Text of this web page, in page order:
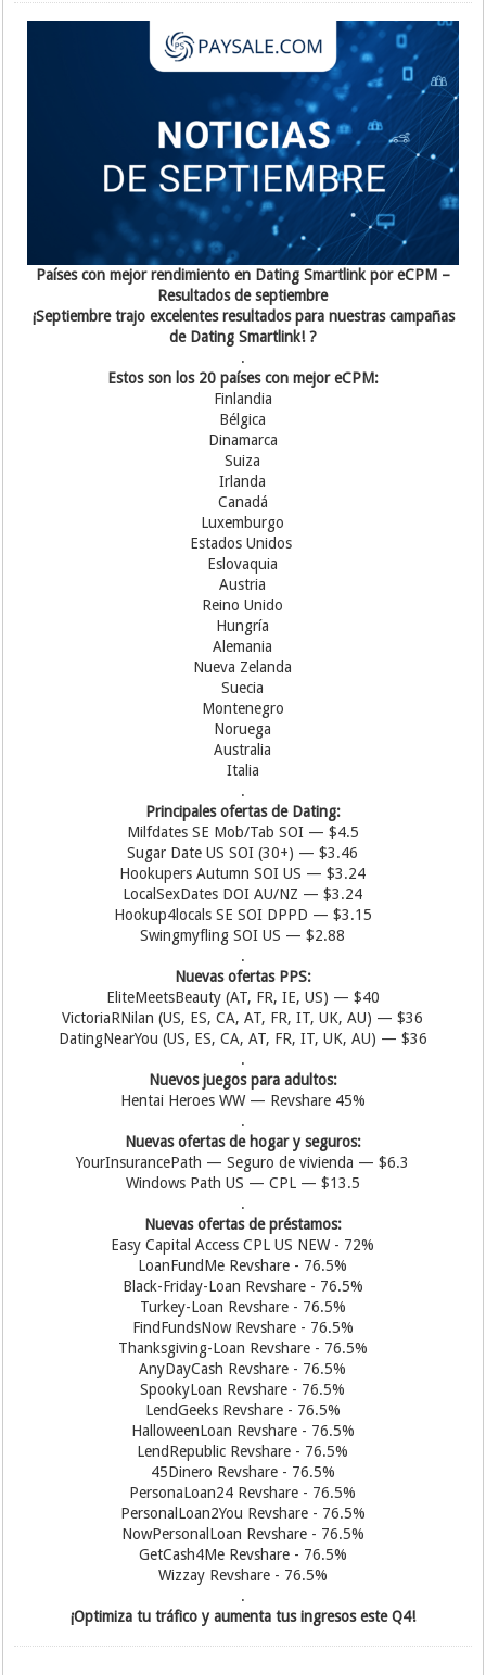
Países con mejor rendimiento en Dating Smartlink por eCPM –
Resultados de septiembre
¡Septiembre trajo excelentes resultados para nuestras campañas
de Dating Smartlink! ?
.
Estos son los 20 países con mejor eCPM:
Finlandia
Bélgica
Dinamarca
Suiza
Irlanda
Canadá
Luxemburgo
Estados Unidos
Eslovaquia
Austria
Reino Unido
Hungría
Alemania
Nueva Zelanda
Suecia
Montenegro
Noruega
Australia
Italia
.
Principales ofertas de Dating:
Milfdates SE Mob/Tab SOI — $4.5
Sugar Date US SOI (30+) — $3.46
Hookupers Autumn SOI US — $3.24
LocalSexDates DOI AU/NZ — $3.24
Hookup4locals SE SOI DPPD — $3.15
Swingmyfling SOI US — $2.88
.
Nuevas ofertas PPS:
EliteMeetsBeauty (AT, FR, IE, US) — $40
VictoriaRNilan (US, ES, CA, AT, FR, IT, UK, AU) — $36
DatingNearYou (US, ES, CA, AT, FR, IT, UK, AU) — $36
.
Nuevos juegos para adultos:
Hentai Heroes WW — Revshare 45%
.
Nuevas ofertas de hogar y seguros:
YourInsurancePath — Seguro de vivienda — $6.3
Windows Path US — CPL — $13.5
.
Nuevas ofertas de préstamos:
Easy Capital Access CPL US NEW - 72%
LoanFundMe Revshare - 76.5%
Black-Friday-Loan Revshare - 76.5%
Turkey-Loan Revshare - 76.5%
FindFundsNow Revshare - 76.5%
Thanksgiving-Loan Revshare - 76.5%
AnyDayCash Revshare - 76.5%
SpookyLoan Revshare - 76.5%
LendGeeks Revshare - 76.5%
HalloweenLoan Revshare - 76.5%
LendRepublic Revshare - 76.5%
45Dinero Revshare - 76.5%
PersonaLoan24 Revshare - 76.5%
PersonalLoan2You Revshare - 76.5%
NowPersonalLoan Revshare - 76.5%
GetCash4Me Revshare - 76.5%
Wizzay Revshare - 76.5%
.
¡Optimiza tu tráfico y aumenta tus ingresos este Q4!